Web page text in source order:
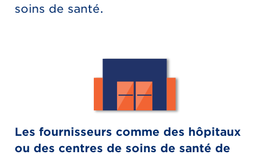
soins de santé.
Les fournisseurs comme des hôpitaux
ou des centres de soins de santé de